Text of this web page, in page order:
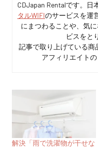
CDJapan Rentalです。
タルWIFIのサービスを運
にまつわることや、気
ビスをと
記事で取り上げている商
アフィリエイト
解決「雨で洗濯物が干せな